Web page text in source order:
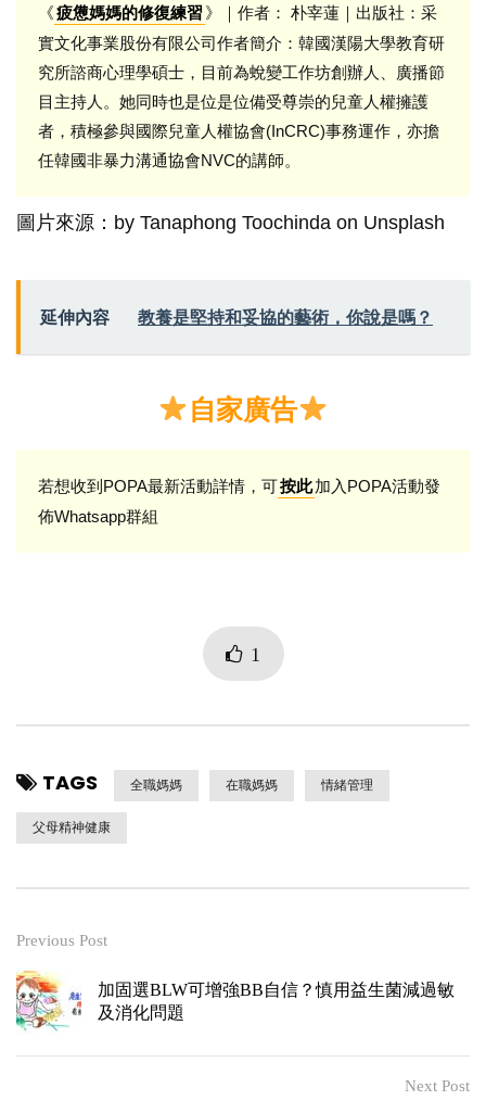
《疲憊媽媽的修復練習》｜作者： 朴宰蓮｜出版社：采
實文化事業股份有限公司作者簡介：韓國漢陽大學教育研
究所諮商心理學碩士，目前為蛻變工作坊創辦人、廣播節
目主持人。她同時也是位是位備受尊崇的兒童人權擁護
者，積極參與國際兒童人權協會(InCRC)事務運作，亦擔
任韓國非暴力溝通協會NVC的講師。
圖片來源：by Tanaphong Toochinda on Unsplash
延伸內容 教養是堅持和妥協的藝術，你說是嗎？
自家廣告
若想收到POPA最新活動詳情，可按此加入POPA活動發
佈Whatsapp群組
1
TAGS 全職媽媽 在職媽媽 情緒管理
父母精神健康
Previous Post
加固選BLW可增強BB自信？慎用益生菌減過敏
及消化問題
Next Post